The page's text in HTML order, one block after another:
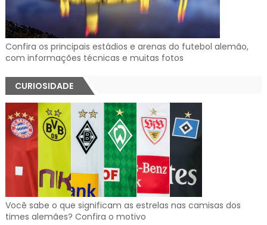
Confira os principais estádios e arenas do futebol alemão,
com informações técnicas e muitas fotos
CURIOSIDADE
Você sabe o que significam as estrelas nas camisas dos
times alemães? Confira o motivo